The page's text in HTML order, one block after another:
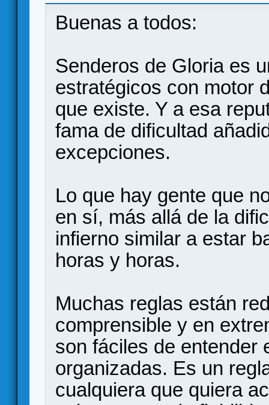
Buenas a todos:
Senderos de Gloria es
estratégicos con motor
que existe. Y a esa
fama de dificultad
excepciones.
Lo que hay gente que
en sí, más allá de la
infierno similar a estar
horas y horas.
Muchas reglas están
comprensible y en
son fáciles de entender
organizadas. Es un
cualquiera que quiera